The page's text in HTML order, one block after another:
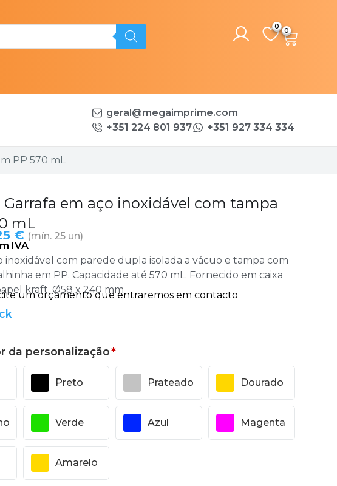
0
geral@megaimprime.com
+351 224 801 937
+351 927 334 334
PP 570 mL
Garrafa em aço inoxidável com tampa
mL
€ (mín. 25 un)
IVA
inoxidável com parede dupla isolada a vácuo e tampa com
em PP. Capacidade até 570 mL. Fornecido em caixa
kraft. Ø58 x 240 mm
da personalização*
Preto Prateado Dourado
Verde Azul Magenta
Amarelo